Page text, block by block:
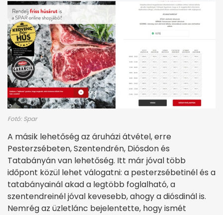
Fotó: Spar
A másik lehetőség az áruházi átvétel, erre
Pesterzsébeten, Szentendrén, Diósdon és
Tatabányán van lehetőség. Itt már jóval több
időpont közül lehet válogatni: a pesterzsébetinél és a
tatabányainál akad a legtöbb foglalható, a
szentendreinél jóval kevesebb, ahogy a diósdinál is.
Nemrég az üzletlánc bejelentette, hogy ismét